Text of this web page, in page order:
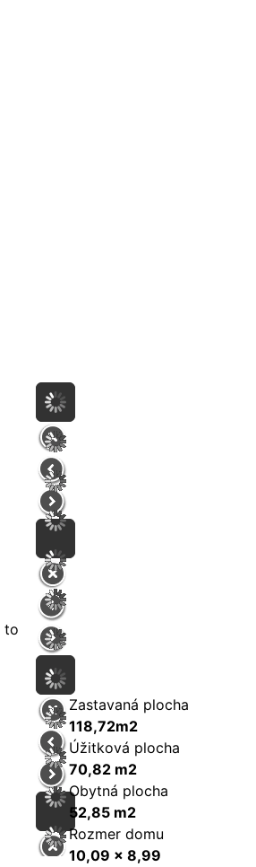
to
Zastavaná plocha
118,72m2
Úžitková plocha
70,82 m2
Obytná plocha
52,85 m2
Rozmer domu
10,09 x 8,99